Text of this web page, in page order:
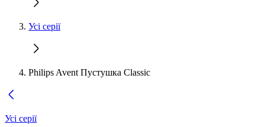
Усі серії
Philips Avent Пустушка Classic
Усі серії